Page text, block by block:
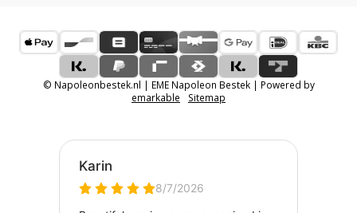
© Napoleonbestek.nl | EME Napoleon Bestek | Powered by
emarkable
Sitemap